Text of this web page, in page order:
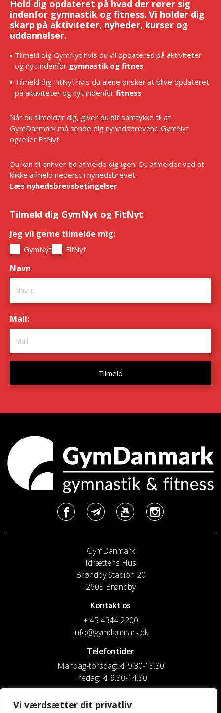
Vi værdsætter dit privatliv
Hold dig opdateret på hvad der rører sig
indenfor gymnastik og fitness. Vi holder dig
skarp på aktiviteter, nyheder, kurser og
uddannelser.
Tilmeld dig GymNyt hvis du vil opdateres på aktiviteter
og nyt indenfor gymnastik og fitnes
Tilmeld dig FitNyt hvis du alene ønsker at blive opdateret
på aktiviteter og nyt indenfor fitness
Når du tilmelder dig, giver du dit samtykke til at
GymDanmark må sende dig nyhedsbrevene GymNyt
og/eller FitNyt.
Du kan til enhver tid afmelde dig igen. Du afmelder ved at
klikke afmeld nederst i nyhedsbrevet.
Læs nyhedsbrevsbetingelser
Tilmeld dig GymNyt og FitNyt
Jeg vil gerne tilmelde mig:
GymNyt FitNyt
Navn
Mail:
GymDanmark
Idrættens Hus
Brøndby Stadion 20
2605 Brøndby
Kontakt os
+ 45 4344 2200
info@gymdanmark.dk
Telefontider
Mandag-torsdag: kl. 9.30-15.30
Fredag: kl. 9.30-14.30
CVR nr. 20916818